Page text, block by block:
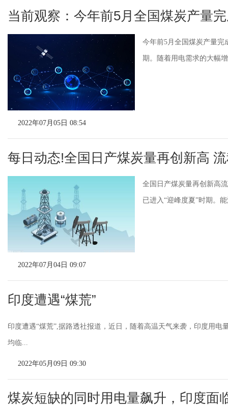
当前观察：今年前5月全国煤炭产量
今年前5月全国煤炭产量完
期。随着用电需求的大幅
2022年07月05日 08:54
每日动态!全国日产煤炭量再创新高
全国日产煤炭量再创新高
已进入“迎峰度夏”时期。
2022年07月04日 09:07
印度遭遇“煤荒”
印度遭遇“煤荒”,据路透社报道，近日，随着高温天气来袭，印度用电
均临...
2022年05月09日 09:30
煤炭短缺的同时用电量飙升，印度面